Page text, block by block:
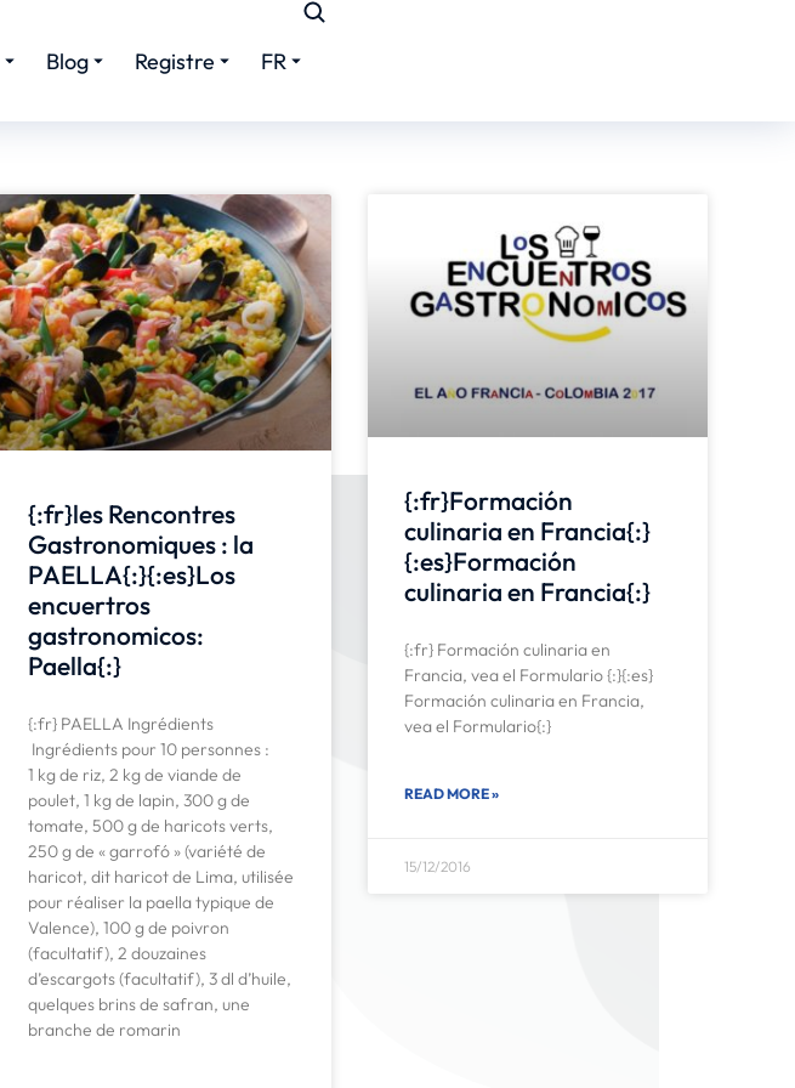
Blog Registre FR
{:fr}les Rencontres
Gastronomiques : la
PAELLA{:}{:es}Los
encuertros
gastronomicos:
Paella{:}
{:fr} PAELLA Ingrédients
Ingrédients pour 10 personnes :
1 kg de riz, 2 kg de viande de
poulet, 1 kg de lapin, 300 g de
tomate, 500 g de haricots verts,
250 g de « garrofó » (variété de
haricot, dit haricot de Lima, utilisée
pour réaliser la paella typique de
Valence), 100 g de poivron
(facultatif), 2 douzaines
d’escargots (facultatif), 3 dl d’huile,
quelques brins de safran, une
branche de romarin
{:fr}Formación
culinaria en Francia{:}
{:es}Formación
culinaria en Francia{:}
{:fr} Formación culinaria en
Francia, vea el Formulario {:}{:es}
Formación culinaria en Francia,
vea el Formulario{:}
READ MORE »
15/12/2016